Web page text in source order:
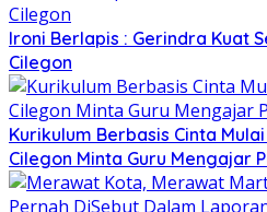
Ironi Berlapis : Gerindra Kuat
Cilegon
Kurikulum Berbasis Cinta
Cilegon Minta Guru Mengajar